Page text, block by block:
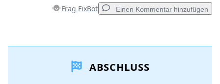
Frag FixBot Einen Kommentar hinzufügen
Kommentar hinzufügenABSCHLUSS